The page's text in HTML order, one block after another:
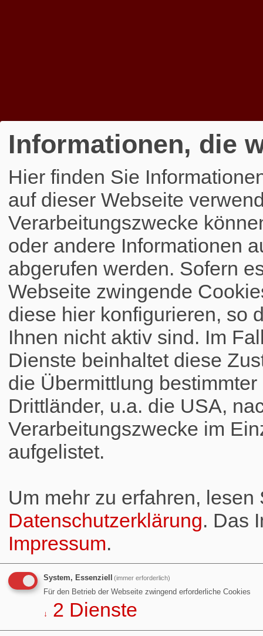
Informationen, die
Hier finden Sie
auf dieser Webseite
Verarbeitungszwecke
oder andere Informationen
abgerufen werden. Sofern
Webseite zwingende
diese hier konfigurieren, so
Ihnen nicht aktiv sind. Im
Dienste beinhaltet diese
die Übermittlung
Drittländer, u.a. die USA,
Verarbeitungszwecke im
aufgelistet.
Um mehr zu erfahren, lesen
Datenschutzerklärung. Das
Impressum.
System, Essenziell (immer erforderlich)
Für den Betrieb der Webseite zwingend erforderliche Cookies
↓ 2 Dienste